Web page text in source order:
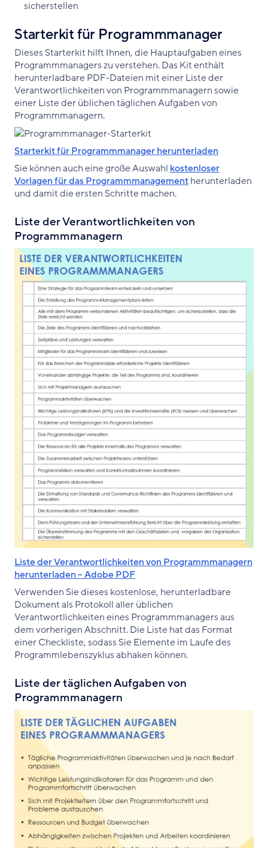
sicherstellen
Starterkit für Programmmanager
Dieses Starterkit hilft Ihnen, die Hauptaufgaben eines
Programmmanagers zu verstehen. Das Kit enthält
herunterladbare PDF-Dateien mit einer Liste der
Verantwortlichkeiten von Programmmanagern sowie
einer Liste der üblichen täglichen Aufgaben von
Programmmanagern.
Starterkit für Programmmanager herunterladen
Sie können auch eine große Auswahl kostenloser
Vorlagen für das Programmmanagementherunterladen
und damit die ersten Schritte machen.
Liste der Verantwortlichkeiten von
Programmmanagern
Liste der Verantwortlichkeiten von Programmmanagern
herunterladen – Adobe PDF
Verwenden Sie dieses kostenlose, herunterladbare
Dokument als Protokoll aller üblichen
Verantwortlichkeiten eines Programmmanagers aus
dem vorherigen Abschnitt. Die Liste hat das Format
einer Checkliste, sodass Sie Elemente im Laufe des
Programmlebenszyklus abhaken können.
Liste der täglichen Aufgaben von
Programmmanagern